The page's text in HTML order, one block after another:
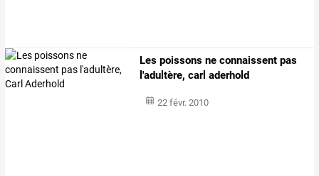
Les poissons ne connaissent pas
l'adultère, carl aderhold
22 févr. 2010